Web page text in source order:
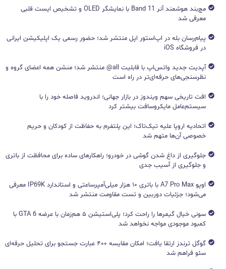
مچ‌بند هوشمند آنر Band 11 با نمایشگر OLED و تشخیص ایست قلبی
معرفی شد
پیام‌رسان بله در اپ‌استور اپل منتشر شد؛ حضور رسمی یک اپلیکیشن ایرانی
در فروشگاه iOS
آپدیت جدید واتس‌اپ با قابلیت all@ منتشر شد؛ منشن همه اعضای گروه و
نظرسنجی‌های حرفه‌ای‌تر در راه است
افت تاریخی سهم ویندوز در بازار جهانی؛ اندروید فاصله خود را با
سیستم‌عامل مایکروسافت بیشتر کرد
اتحادیه اروپا علیه تیک‌تاک؛ این پلتفرم به حفاظت از کودکان و حریم
خصوصی آن‌ها متهم شد
جلوگیری از داغ شدن گوشی در خودرو؛ راهکارهای ساده برای محافظت از باتری
و جلوگیری از آسیب جدی
اوپو A7 Pro Max با باتری ۱۰ هزار میلی‌آمپرساعتی و استاندارد IP69K معرفی
می‌شود؛ جزئیات دوربین و تست مقاومت منتشر شد
سونی خیال گیمرها را راحت کرد؛ پلی‌استیشن ۵ هم‌زمان با عرضه GTA 6 با
کمبود موجودی مواجه نخواهد شد
گوگل ترندز ارتقا یافت؛ امکان مقایسه ۴۰۰ عبارت جستجو برای تحلیل حرفه‌ای
سئو فراهم شد